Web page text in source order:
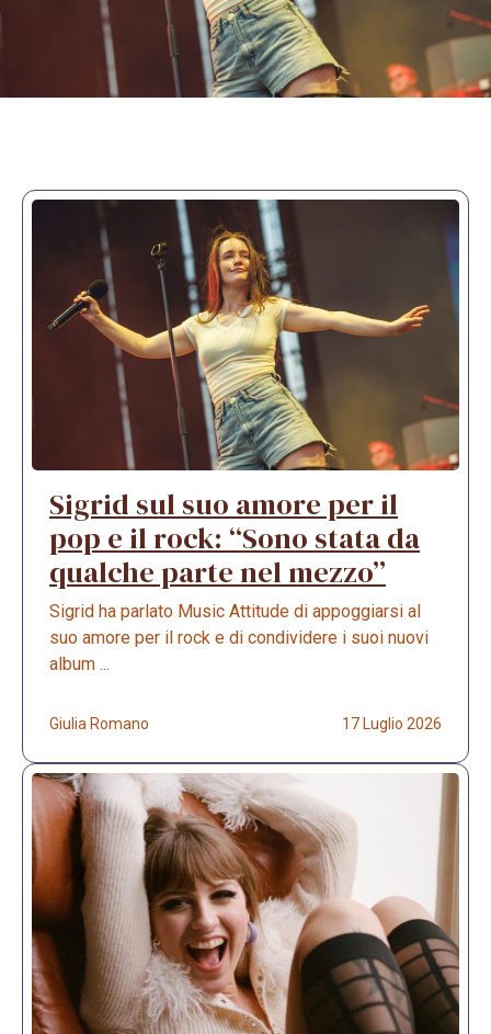
Sigrid sul suo amore per il
pop e il rock: “Sono stata da
qualche parte nel mezzo”
Sigrid ha parlato Music Attitude di appoggiarsi al
suo amore per il rock e di condividere i suoi nuovi
album ...
Giulia Romano 17 Luglio 2026